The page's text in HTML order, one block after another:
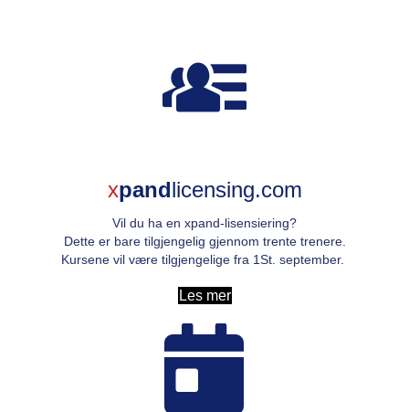
xpandlicensing.com
Vil du ha en xpand-lisensiering?
Dette er bare tilgjengelig gjennom trente trenere.
Kursene vil være tilgjengelige fra 1St. september.
Les mer